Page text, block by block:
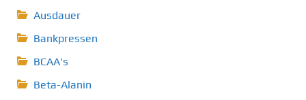
Ausdauer
Bankpressen
BCAA's
Beta-Alanin